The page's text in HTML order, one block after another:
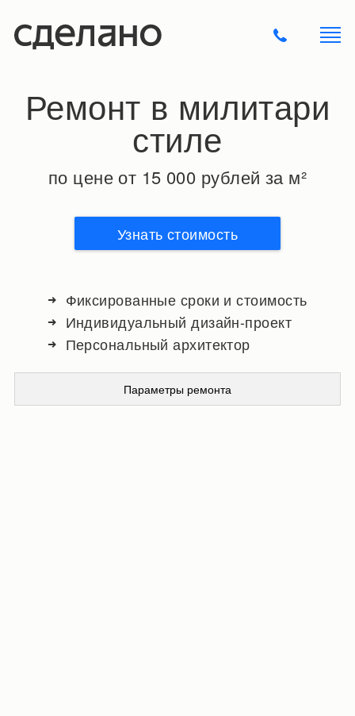
Ремонт в милитари
стиле
по цене от 15 000 рублей за м²
Узнать стоимость
Фиксированные сроки и стоимость
Индивидуальный дизайн-проект
Персональный архитектор
Параметры ремонта